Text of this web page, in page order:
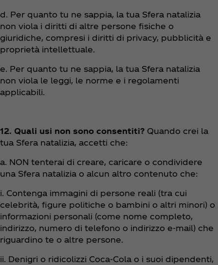
d. Per quanto tu ne sappia, la tua Sfera natalizia
non viola i diritti di altre persone fisiche o
giuridiche, compresi i diritti di privacy, pubblicità e
proprietà intellettuale.
e. Per quanto tu ne sappia, la tua Sfera natalizia
non viola le leggi, le norme e i regolamenti
applicabili.
12. Quali usi non sono consentiti? Quando crei la
tua Sfera natalizia, accetti che:
a. NON tenterai di creare, caricare o condividere
una Sfera natalizia o alcun altro contenuto che:
i. Contenga immagini di persone reali (tra cui
celebrità, figure politiche o bambini o altri minori) o
informazioni personali (come nome completo,
indirizzo, numero di telefono o indirizzo e-mail) che
riguardino te o altre persone.
ii. Denigri o ridicolizzi Coca‑Cola o i suoi dipendenti,